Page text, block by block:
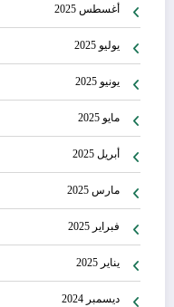
أغسطس 2025
يوليو 2025
يونيو 2025
مايو 2025
أبريل 2025
مارس 2025
فبراير 2025
يناير 2025
ديسمبر 2024